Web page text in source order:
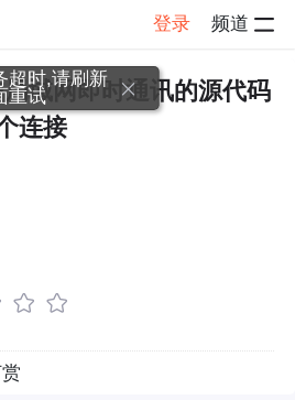
登录 频道
情
域网即时通讯的源代码
连接
超时,请刷新
重试